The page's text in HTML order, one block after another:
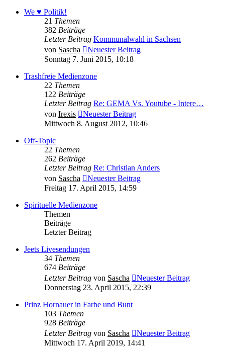
We ♥ Politik!
21 Themen
382 Beiträge
Letzter Beitrag Kommunalwahl in Sachsen
von Sascha
Neuester Beitrag
Sonntag 7. Juni 2015, 10:18
Trashfreie Medienzone
22 Themen
122 Beiträge
Letzter Beitrag Re: GEMA Vs. Youtube - Intere…
von Irexis
Neuester Beitrag
Mittwoch 8. August 2012, 10:46
Off-Topic
22 Themen
262 Beiträge
Letzter Beitrag Re: Christian Anders
von Sascha
Neuester Beitrag
Freitag 17. April 2015, 14:59
Spirituelle Medienzone
Themen
Beiträge
Letzter Beitrag
Jeets Livesendungen
34 Themen
674 Beiträge
Letzter Beitrag von Sascha
Neuester Beitrag
Donnerstag 23. April 2015, 22:39
Prinz Hornauer in Farbe und Bunt
103 Themen
928 Beiträge
Letzter Beitrag von Sascha
Neuester Beitrag
Mittwoch 17. April 2019, 14:41